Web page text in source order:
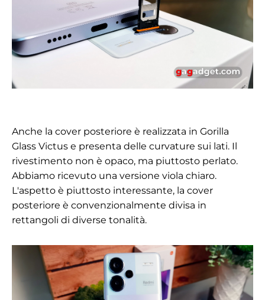
Anche la cover posteriore è realizzata in Gorilla
Glass Victus e presenta delle curvature sui lati. Il
rivestimento non è opaco, ma piuttosto perlato.
Abbiamo ricevuto una versione viola chiaro.
L'aspetto è piuttosto interessante, la cover
posteriore è convenzionalmente divisa in
rettangoli di diverse tonalità.